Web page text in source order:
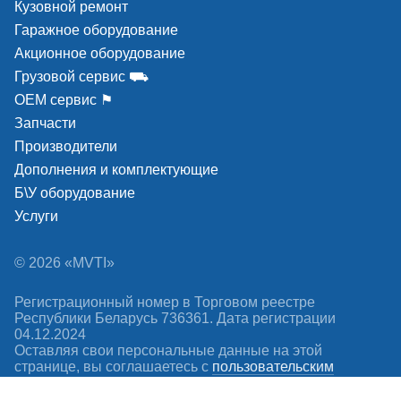
Кузовной ремонт
Гаражное оборудование
Акционное оборудование
Грузовой сервис ⛟
ОЕМ сервис ⚑
Запчасти
Производители
Дополнения и комплектующие
Б\У оборудование
Услуги
© 2026 «MVTI»
Регистрационный номер в Торговом реестре
Республики Беларусь 736361. Дата регистрации
04.12.2024
Оставляя свои персональные данные на этой
странице, вы соглашаетесь c пользовательским